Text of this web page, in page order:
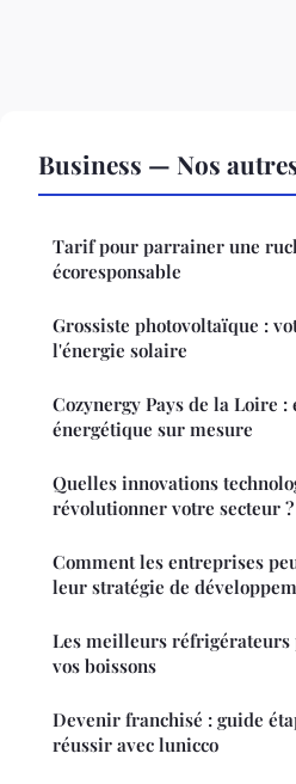
Business — Nos
Tarif pour parrainer une
écoresponsable
Grossiste photovoltaïque :
l'énergie solaire
Cozynergy Pays de la Loire
énergétique sur mesure
Quelles innovations
révolutionner votre secteur ?
Comment les entreprises
leur stratégie de
Les meilleurs réfrigérateurs
vos boissons
Devenir franchisé : guide
réussir avec lunicco